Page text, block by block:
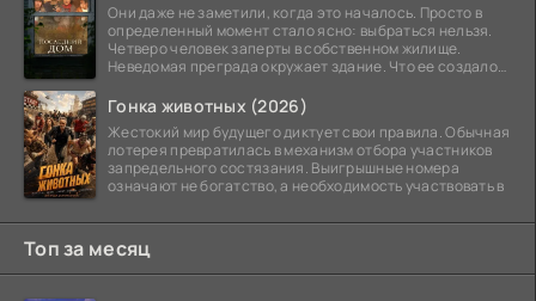
Они даже не заметили, когда это началось. Просто в
определенный момент стало ясно: выбраться нельзя.
Четверо человек заперты в собственном жилище.
Неведомая преграда окружает здание. Что ее создало
Гонка животных (2026)
Жестокий мир будущего диктует свои правила. Обычная
лотерея превратилась в механизм отбора участников
запредельного состязания. Выигрышные номера
означают не богатство, а необходимость участвовать в
Топ за месяц